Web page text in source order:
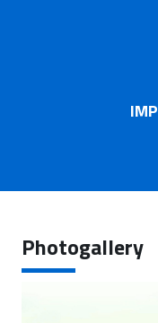
Photogallery